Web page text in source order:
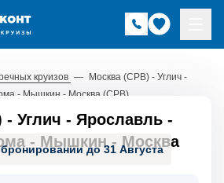
круизов — Москва (СРВ) - Углич -
- Мышкин - Москва (СРВ)
до 31 Августа
Углич - Ярославль -
- Мышкин - Москва